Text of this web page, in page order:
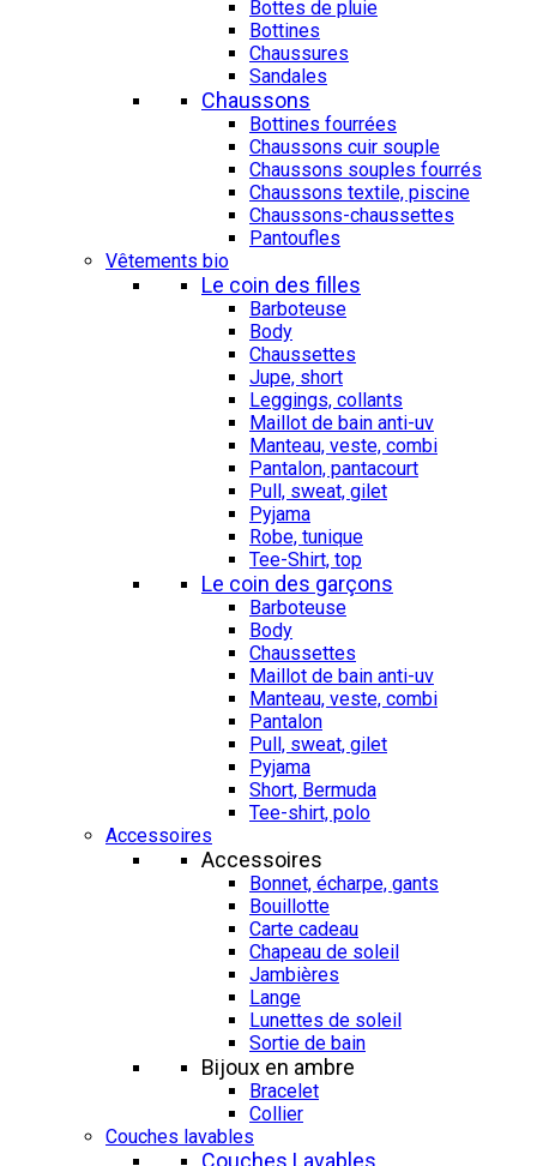
Bottes de pluie
Bottines
Chaussures
Sandales
Chaussons
Bottines fourrées
Chaussons cuir souple
Chaussons souples fourrés
Chaussons textile, piscine
Chaussons-chaussettes
Pantoufles
Vêtements bio
Le coin des filles
Barboteuse
Body
Chaussettes
Jupe, short
Leggings, collants
Maillot de bain anti-uv
Manteau, veste, combi
Pantalon, pantacourt
Pull, sweat, gilet
Pyjama
Robe, tunique
Tee-Shirt, top
Le coin des garçons
Barboteuse
Body
Chaussettes
Maillot de bain anti-uv
Manteau, veste, combi
Pantalon
Pull, sweat, gilet
Pyjama
Short, Bermuda
Tee-shirt, polo
Accessoires
Accessoires
Bonnet, écharpe, gants
Bouillotte
Carte cadeau
Chapeau de soleil
Jambières
Lange
Lunettes de soleil
Sortie de bain
Bijoux en ambre
Bracelet
Collier
Couches lavables